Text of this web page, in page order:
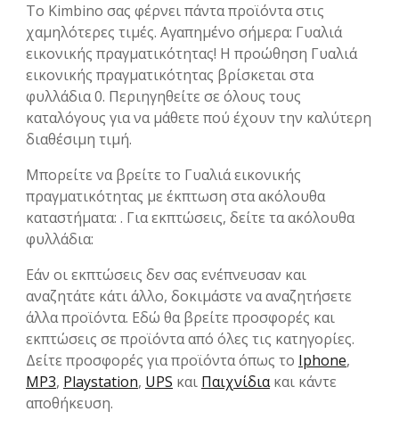
Το Kimbino σας φέρνει πάντα προϊόντα στις
χαμηλότερες τιμές. Αγαπημένο σήμερα: Γυαλιά
εικονικής πραγματικότητας! Η προώθηση Γυαλιά
εικονικής πραγματικότητας βρίσκεται στα
φυλλάδια 0. Περιηγηθείτε σε όλους τους
καταλόγους για να μάθετε πού έχουν την καλύτερη
διαθέσιμη τιμή.
Μπορείτε να βρείτε το Γυαλιά εικονικής
πραγματικότητας με έκπτωση στα ακόλουθα
καταστήματα: . Για εκπτώσεις, δείτε τα ακόλουθα
φυλλάδια:
Εάν οι εκπτώσεις δεν σας ενέπνευσαν και
αναζητάτε κάτι άλλο, δοκιμάστε να αναζητήσετε
άλλα προϊόντα. Εδώ θα βρείτε προσφορές και
εκπτώσεις σε προϊόντα από όλες τις κατηγορίες.
Δείτε προσφορές για προϊόντα όπως το Iphone,
MP3, Playstation, UPS και Παιχνίδιακαι κάντε
αποθήκευση.